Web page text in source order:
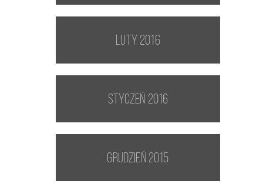
luty 2016
styczeń 2016
grudzień 2015